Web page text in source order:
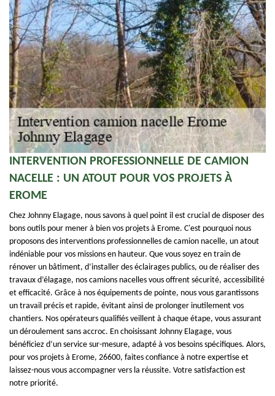
INTERVENTION PROFESSIONNELLE DE CAMION
NACELLE : UN ATOUT POUR VOS PROJETS À
EROME
Chez Johnny Elagage, nous savons à quel point il est crucial de disposer des
bons outils pour mener à bien vos projets à Erome. C'est pourquoi nous
proposons des interventions professionnelles de camion nacelle, un atout
indéniable pour vos missions en hauteur. Que vous soyez en train de
rénover un bâtiment, d’installer des éclairages publics, ou de réaliser des
travaux d’élagage, nos camions nacelles vous offrent sécurité, accessibilité
et efficacité. Grâce à nos équipements de pointe, nous vous garantissons
un travail précis et rapide, évitant ainsi de prolonger inutilement vos
chantiers. Nos opérateurs qualifiés veillent à chaque étape, vous assurant
un déroulement sans accroc. En choisissant Johnny Elagage, vous
bénéficiez d’un service sur-mesure, adapté à vos besoins spécifiques. Alors,
pour vos projets à Erome, 26600, faites confiance à notre expertise et
laissez-nous vous accompagner vers la réussite. Votre satisfaction est
notre priorité.